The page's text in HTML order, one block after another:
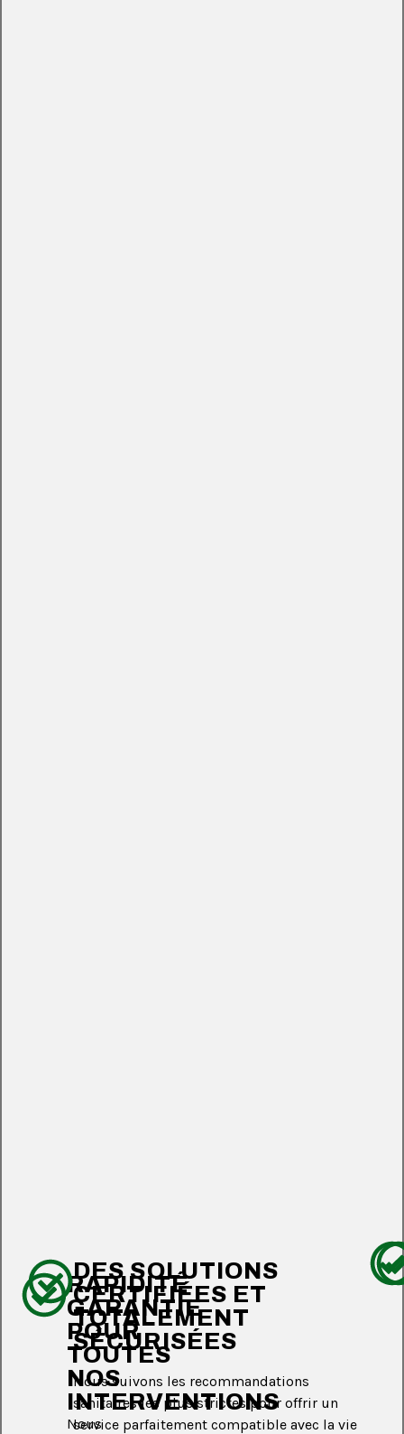
RAPIDITÉ
GARANTIE
POUR
TOUTES
NOS
INTERVENTIONS
Nous
DES SOLUTIONS
CERTIFIÉES ET
TOTALEMENT
SÉCURISÉES
Nous suivons les recommandations
sanitaires les plus strictes pour offrir un
service parfaitement compatible avec la vie